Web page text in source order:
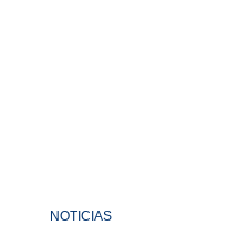
NOTICIAS